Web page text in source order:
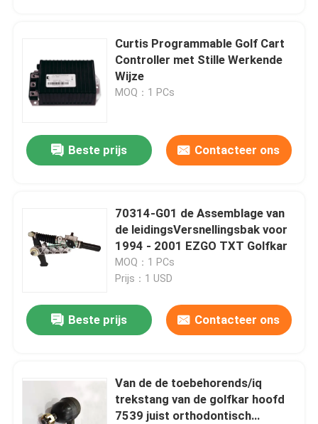
Curtis Programmable Golf Cart
Controller met Stille Werkende
Wijze
MOQ：1 PCs
Beste prijs Contacteer ons
70314-G01 de Assemblage van
de leidingsVersnellingsbak voor
1994 - 2001 EZGO TXT Golfkar
MOQ：1 PCs
Prijs：1 USD
Beste prijs Contacteer ons
Van de de toebehorends/iq
trekstang van de golfkar hoofd
7539 juist orthodontisch